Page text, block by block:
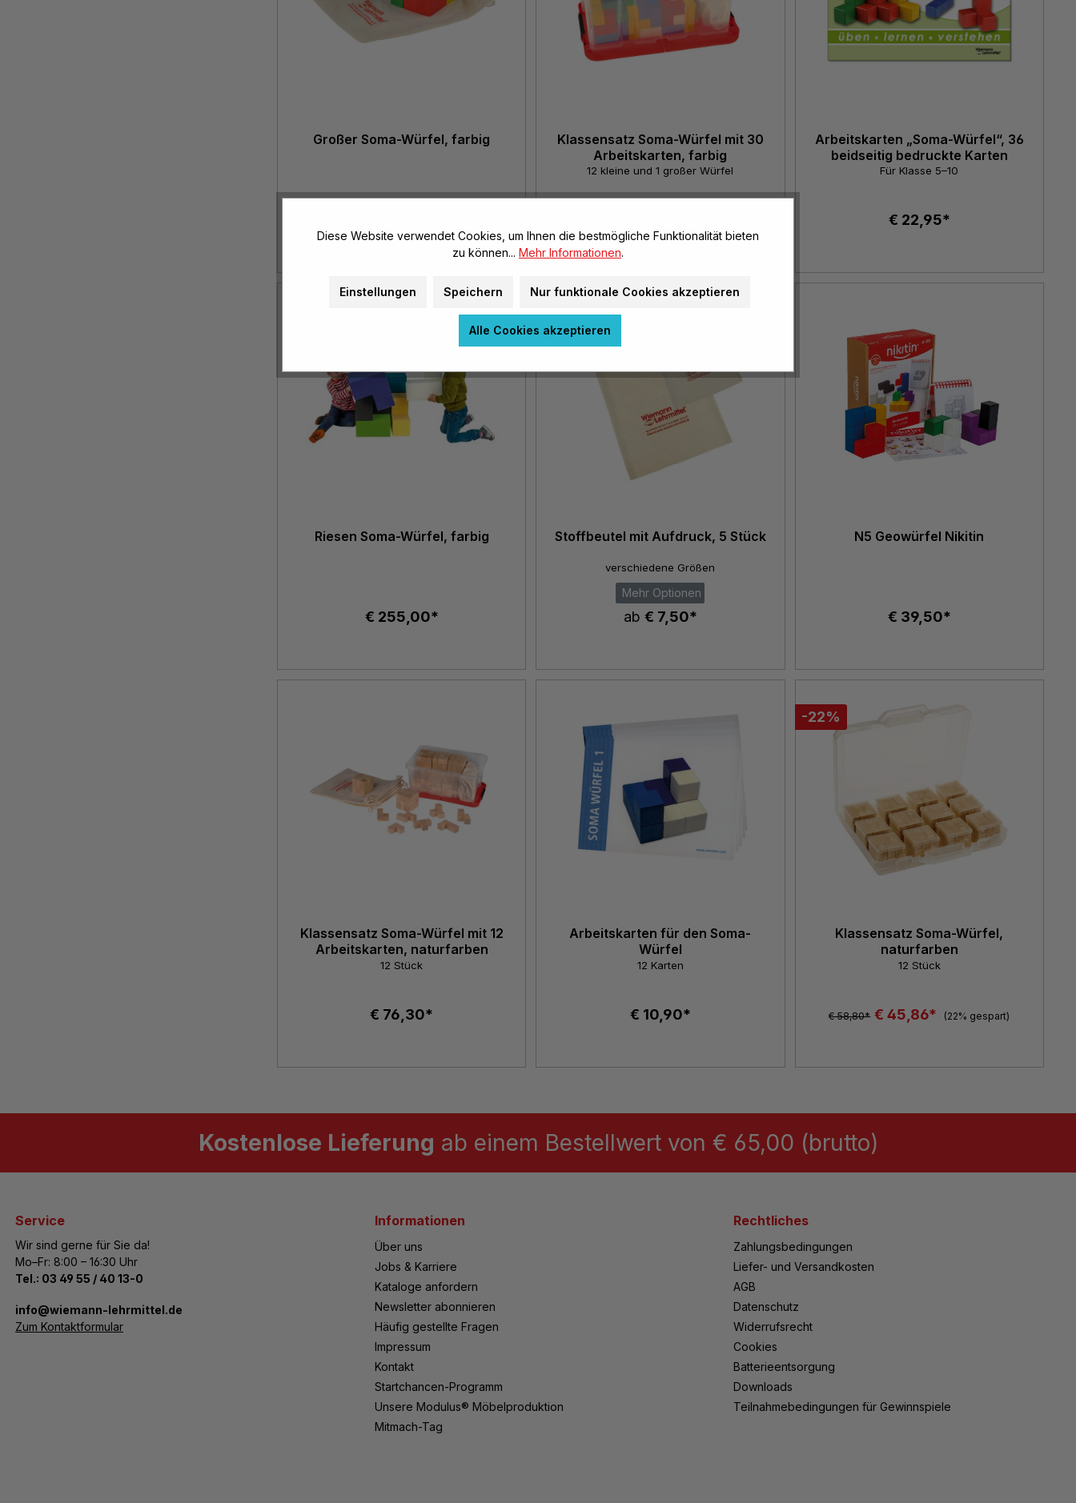
Großer Soma-Würfel, farbig
Klassensatz Soma-Würfel mit 30
Arbeitskarten, farbig
12 kleine und 1 großer Würfel
Arbeitskarten „Soma-Würfel“, 36
beidseitig bedruckte Karten
Für Klasse 5–10
€ 22,95*
Riesen Soma-Würfel, farbig
€ 255,00*
Stoffbeutel mit Aufdruck, 5 Stück
verschiedene Größen
Mehr Optionen
ab € 7,50*
N5 Geowürfel Nikitin
€ 39,50*
Klassensatz Soma-Würfel mit 12
Arbeitskarten, naturfarben
12 Stück
€ 76,30*
Arbeitskarten für den Soma-
Würfel
12 Karten
€ 10,90*
-22%
Klassensatz Soma-Würfel,
naturfarben
12 Stück
€ 58,80* € 45,86* (22% gespart)
Kostenlose Lieferung ab einem Bestellwert von € 65,00 (brutto)
Service
Wir sind gerne für Sie da!
Mo–Fr: 8:00 – 16:30 Uhr
Tel.: 03 49 55 / 40 13-0
­info@wiemann-lehrmittel.de
Zum Kontaktformular
Informationen
Über uns
Jobs & Karriere
Kataloge anfordern
Newsletter abonnieren
Häufig gestellte Fragen
Impressum
Kontakt
Startchancen-Programm
Unsere Modulus® Möbelproduktion
Mitmach-Tag
Rechtliches
Zahlungsbedingungen
Liefer- und Versandkosten
AGB
Datenschutz
Widerrufsrecht
Cookies
Batterieentsorgung
Downloads
Teilnahmebedingungen für Gewinnspiele
Diese Website verwendet Cookies, um Ihnen die bestmögliche Funktionalität bieten
zu können... Mehr Informationen.
Einstellungen Speichern Nur funktionale Cookies akzeptieren
Alle Cookies akzeptieren